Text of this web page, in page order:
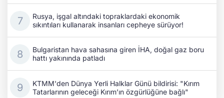
Rusya, işgal altındaki topraklardaki ekonomik
sıkıntıları kullanarak insanları cepheye sürüyor!
Bulgaristan hava sahasına giren İHA, doğal gaz boru
hattı yakınında patladı
KTMM'den Dünya Yerli Halklar Günü bildirisi: "Kırım
Tatarlarının geleceği Kırım’ın özgürlüğüne bağlı"